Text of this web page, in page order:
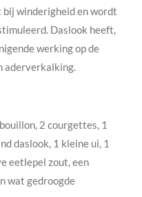
winderigheid en wordt
Daslook heeft,
werking op de
aderverkalking.
2 courgettes, 1
daslook, 1 kleine ui, 1
eetlepel zout, een
wat gedroogde